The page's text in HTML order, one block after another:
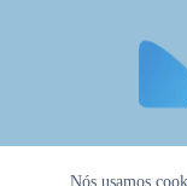
Nós usamos